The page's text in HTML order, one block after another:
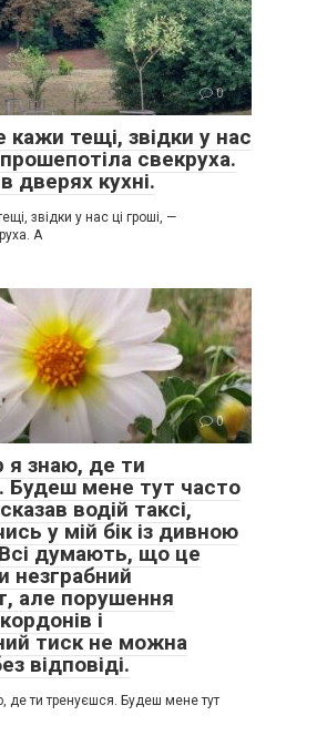
0
кажи тещі, звідки у нас
свекруха.
дверях кухні.
звідки у нас ці гроші, —
А
0
я знаю, де ти
Будеш мене тут часто
водій таксі,
у мій бік із дивною
думають, що це
незграбний
але порушення
і
тиск не можна
відповіді.
де ти тренуєшся. Будеш мене тут